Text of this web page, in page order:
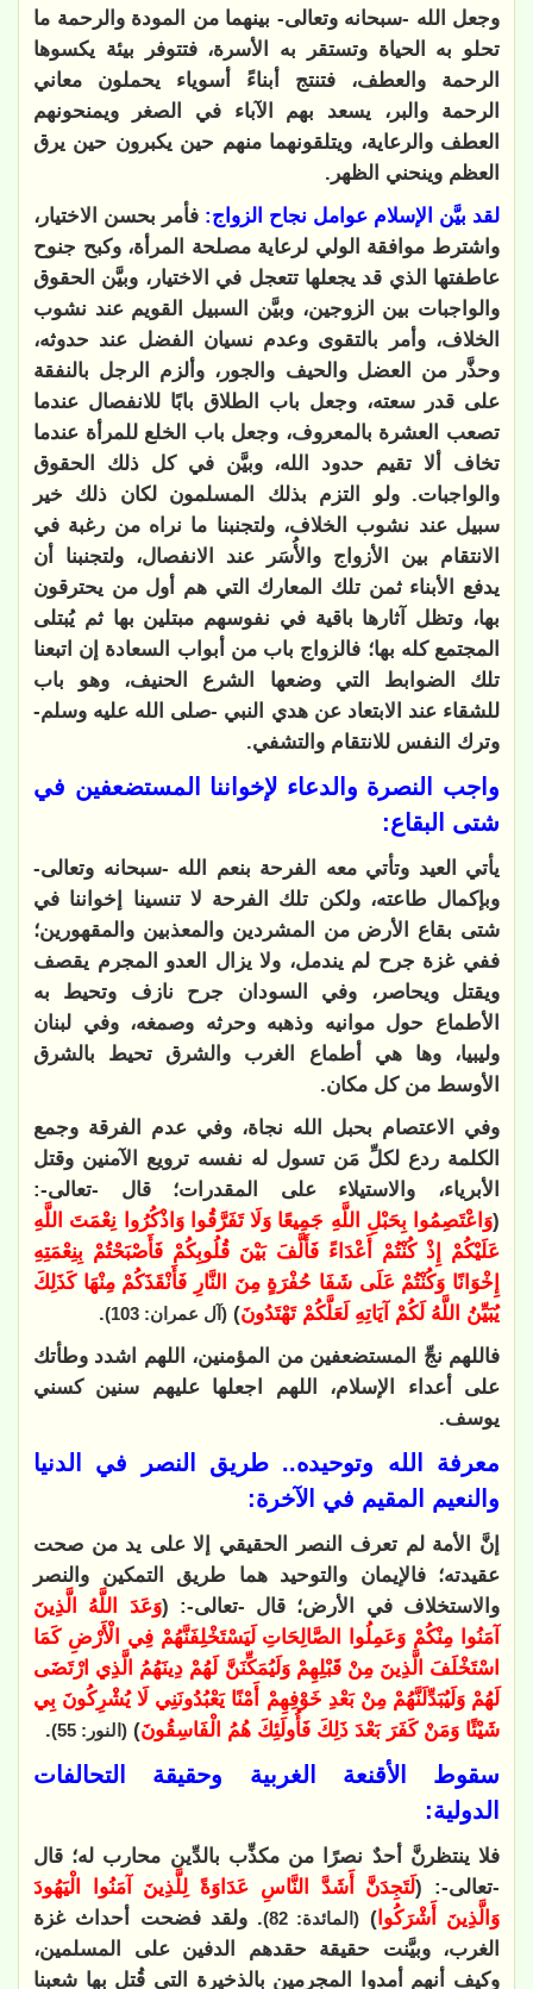
وجعل الله -سبحانه وتعالى- بينهما من المودة والرحمة ما
تحلو به الحياة وتستقر به الأسرة، فتتوفر بيئة يكسوها
الرحمة والعطف، فتنتج أبناءً أسوياء يحملون معاني
الرحمة والبر، يسعد بهم الآباء في الصغر ويمنحونهم
العطف والرعاية، ويتلقونهما منهم حين يكبرون حين يرق
العظم وينحني الظهر.
لقد بيَّن الإسلام عوامل نجاح الزواج: فأمر بحسن الاختيار،
واشترط موافقة الولي لرعاية مصلحة المرأة، وكبح جنوح
عاطفتها الذي قد يجعلها تتعجل في الاختيار، وبيَّن الحقوق
والواجبات بين الزوجين، وبيَّن السبيل القويم عند نشوب
الخلاف، وأمر بالتقوى وعدم نسيان الفضل عند حدوثه،
وحذَّر من العضل والحيف والجور، وألزم الرجل بالنفقة
على قدر سعته، وجعل باب الطلاق بابًا للانفصال عندما
تصعب العشرة بالمعروف، وجعل باب الخلع للمرأة عندما
تخاف ألا تقيم حدود الله، وبيَّن في كل ذلك الحقوق
والواجبات. ولو التزم بذلك المسلمون لكان ذلك خير
سبيل عند نشوب الخلاف، ولتجنبنا ما نراه من رغبة في
الانتقام بين الأزواج والأُسَر عند الانفصال، ولتجنبنا أن
يدفع الأبناء ثمن تلك المعارك التي هم أول من يحترقون
بها، وتظل آثارها باقية في نفوسهم مبتلين بها ثم يُبتلى
المجتمع كله بها؛ فالزواج باب من أبواب السعادة إن اتبعنا
تلك الضوابط التي وضعها الشرع الحنيف، وهو باب
للشقاء عند الابتعاد عن هدي النبي -صلى الله عليه وسلم-
وترك النفس للانتقام والتشفي.
واجب النصرة والدعاء لإخواننا المستضعفين في
شتى البقاع:
يأتي العيد وتأتي معه الفرحة بنعم الله -سبحانه وتعالى-
وبإكمال طاعته، ولكن تلك الفرحة لا تنسينا إخواننا في
شتى بقاع الأرض من المشردين والمعذبين والمقهورين؛
ففي غزة جرح لم يندمل، ولا يزال العدو المجرم يقصف
ويقتل ويحاصر، وفي السودان جرح نازف وتحيط به
الأطماع حول موانيه وذهبه وحرثه وصمغه، وفي لبنان
وليبيا، وها هي أطماع الغرب والشرق تحيط بالشرق
الأوسط من كل مكان.
وفي الاعتصام بحبل الله نجاة، وفي عدم الفرقة وجمع
الكلمة ردع لكلِّ مَن تسول له نفسه ترويع الآمنين وقتل
الأبرياء، والاستيلاء على المقدرات؛ قال -تعالى-:
(وَاعْتَصِمُوا بِحَبْلِ اللَّهِ جَمِيعًا وَلَا تَفَرَّقُوا وَاذْكُرُوا نِعْمَتَ اللَّهِ
عَلَيْكُمْ إِذْ كُنْتُمْ أَعْدَاءً فَأَلَّفَ بَيْنَ قُلُوبِكُمْ فَأَصْبَحْتُمْ بِنِعْمَتِهِ
إِخْوَانًا وَكُنْتُمْ عَلَى شَفَا حُفْرَةٍ مِنَ النَّارِ فَأَنْقَذَكُمْ مِنْهَا كَذَلِكَ
يُبَيِّنُ اللَّهُ لَكُمْ آيَاتِهِ لَعَلَّكُمْ تَهْتَدُونَ) (آل عمران: 103)
.
فاللهم نجِّ المستضعفين من المؤمنين، اللهم اشدد وطأتك
على أعداء الإسلام، اللهم اجعلها عليهم سنين كسني
يوسف.
معرفة الله وتوحيده.. طريق النصر في الدنيا
والنعيم المقيم في الآخرة:
إنَّ الأمة لم تعرف النصر الحقيقي إلا على يد من صحت
عقيدته؛ فالإيمان والتوحيد هما طريق التمكين والنصر
والاستخلاف في الأرض؛ قال -تعالى-: (وَعَدَ اللَّهُ الَّذِينَ
آمَنُوا مِنْكُمْ وَعَمِلُوا الصَّالِحَاتِ لَيَسْتَخْلِفَنَّهُمْ فِي الْأَرْضِ كَمَا
اسْتَخْلَفَ الَّذِينَ مِنْ قَبْلِهِمْ وَلَيُمَكِّنَنَّ لَهُمْ دِينَهُمُ الَّذِي ارْتَضَى
لَهُمْ وَلَيُبَدِّلَنَّهُمْ مِنْ بَعْدِ خَوْفِهِمْ أَمْنًا يَعْبُدُونَنِي لَا يُشْرِكُونَ بِي
شَيْئًا وَمَنْ كَفَرَ بَعْدَ ذَلِكَ فَأُولَئِكَ هُمُ الْفَاسِقُونَ) (النور: 55) .
سقوط الأقنعة الغربية وحقيقة التحالفات
الدولية:
فلا ينتظرنَّ أحدٌ نصرًا من مكذِّب بالدِّين محارب له؛ قال
-تعالى-: (لَتَجِدَنَّ أَشَدَّ النَّاسِ عَدَاوَةً لِلَّذِينَ آمَنُوا الْيَهُودَ
وَالَّذِينَ أَشْرَكُوا) (المائدة: 82)
. ولقد فضحت أحداث غزة
الغرب، وبيَّنت حقيقة حقدهم الدفين على المسلمين،
وكيف أنهم أمدوا المجرمين بالذخيرة التي قُتل بها شعبنا